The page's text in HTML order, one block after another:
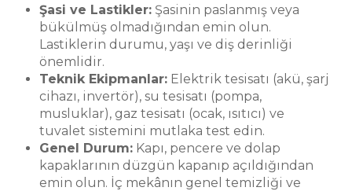
Şasi ve Lastikler: Şasinin paslanmış veya
bükülmüş olmadığından emin olun.
Lastiklerin durumu, yaşı ve diş derinliği
önemlidir.
Teknik Ekipmanlar: Elektrik tesisatı (akü, şarj
cihazı, invertör), su tesisatı (pompa,
musluklar), gaz tesisatı (ocak, ısıtıcı) ve
tuvalet sistemini mutlaka test edin.
Genel Durum: Kapı, pencere ve dolap
kapaklarının düzgün kapanıp açıldığından
emin olun. İç mekânın genel temizliği ve